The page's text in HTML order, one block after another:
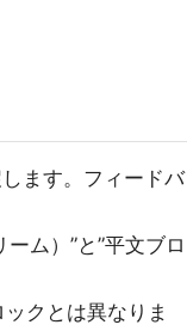
ます。フィードバ
ム）”と”平文ブロ
クとは異なりま